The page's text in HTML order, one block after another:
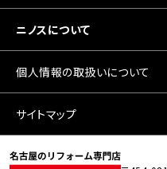
ニノスについて
個人情報の取扱いについて
サイトマップ